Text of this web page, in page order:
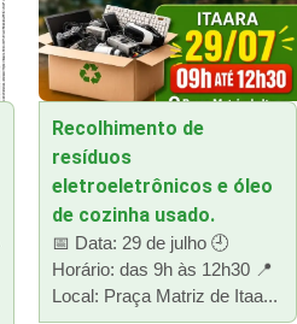
Recolhimento de
resíduos
eletroeletrônicos e óleo
de cozinha usado.
📅 Data: 29 de julho 🕘
Horário: das 9h às 12h30 📍
Local: Praça Matriz de Itaa...